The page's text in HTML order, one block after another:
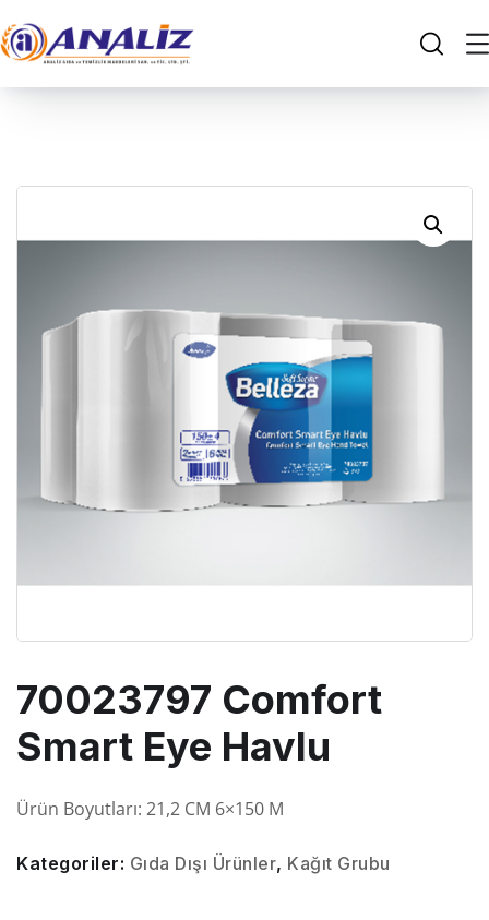
70023797 Comfort
Smart Eye Havlu
Ürün Boyutları: 21,2 CM 6×150 M
Kategoriler: Gıda Dışı Ürünler, Kağıt Grubu